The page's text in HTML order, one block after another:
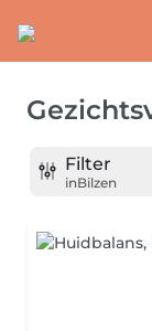
Filter
inBilzen